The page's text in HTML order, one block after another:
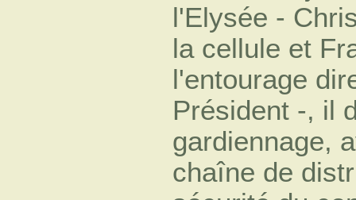
l'Elysée -
la cellule et
l'entourage
Président -, il
gardiennage,
chaîne de